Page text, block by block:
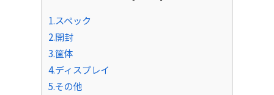
1.スペック
2.開封
3.筐体
4.ディスプレイ
5.その他